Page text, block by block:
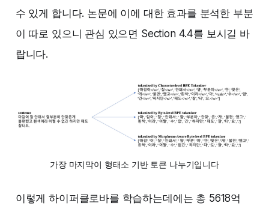
수 있게 합니다. 논문에 이에 대한 효과를 분석한 부분
이 따로 있으니 관심 있으면 Section 4.4를 보시길 바
랍니다.
가장 마지막이 형태소 기반 토큰 나누기입니다
이렇게 하이퍼클로바를 학습하는데에는 총 5618억